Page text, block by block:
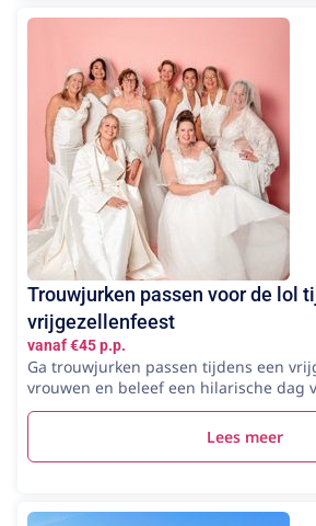
Trouwjurken passen voor de lol
vrijgezellenfeest
vanaf €45 p.p.
Ga trouwjurken passen tijdens een
vrouwen en beleef een hilarische dag
Lees meer